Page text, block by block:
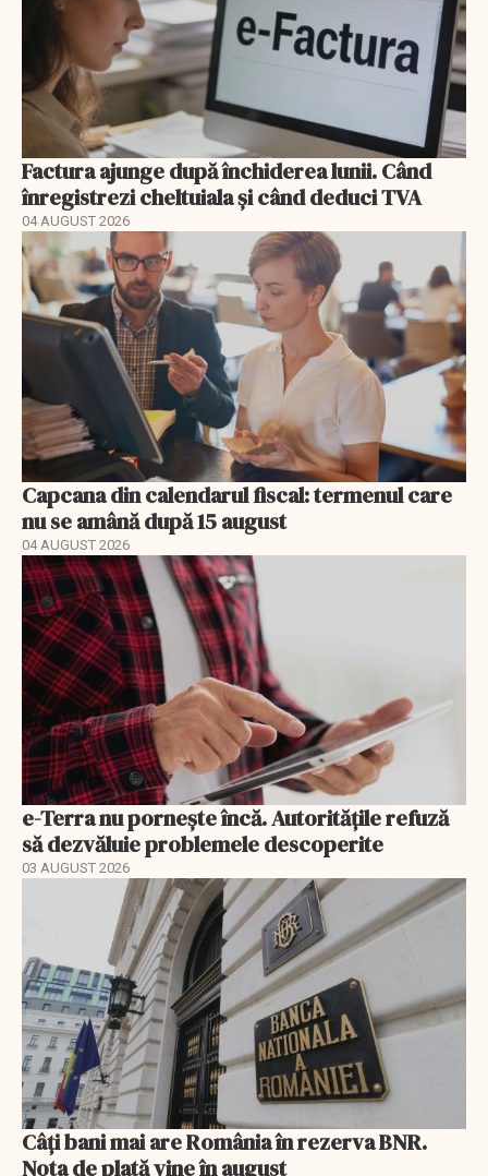
Factura ajunge după închiderea lunii. Când
înregistrezi cheltuiala și când deduci TVA
04 AUGUST 2026
Capcana din calendarul fiscal: termenul care
nu se amână după 15 august
04 AUGUST 2026
e-Terra nu pornește încă. Autoritățile refuză
să dezvăluie problemele descoperite
03 AUGUST 2026
Câți bani mai are România în rezerva BNR.
Nota de plată vine în august